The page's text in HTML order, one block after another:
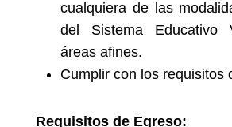
cualquiera de las
del Sistema Educativo
áreas afines.
Cumplir con los requisitos
Requisitos de Egreso: